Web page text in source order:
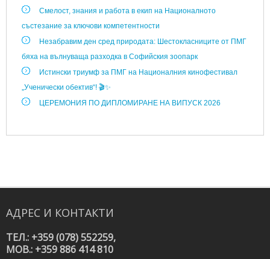
Смелост, знания и работа в екип на Националното
състезание за ключови компетентности
Незабравим ден сред природата: Шестокласниците от ПМГ
бяха на вълнуваща разходка в Софийския зоопарк
Истински триумф за ПМГ на Националния кинофестивал
„Ученически обектив“! 🎬✨
ЦЕРЕМОНИЯ ПО ДИПЛОМИРАНЕ НА ВИПУСК 2026
АДРЕС И КОНТАКТИ
ТЕЛ.: +359 (078) 552259,
MOB.: +359 886 414 810